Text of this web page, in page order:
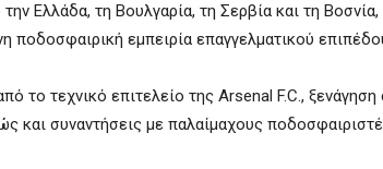
Ελλάδα, τη Βουλγαρία, τη Σερβία και τη Βοσνία,
ποδοσφαιρική εμπειρία επαγγελματικού
το τεχνικό επιτελείο της Arsenal F.C., ξενάγηση
και συναντήσεις με παλαίμαχους